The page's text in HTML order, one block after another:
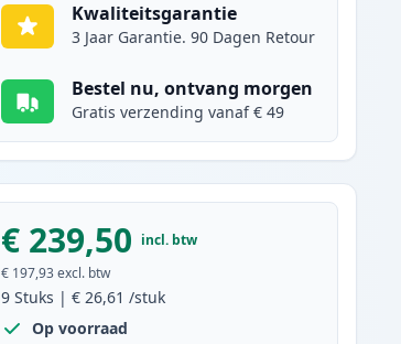
Kwaliteitsgarantie
3 Jaar Garantie. 90 Dagen Retour
Bestel nu, ontvang morgen
Gratis verzending vanaf € 49
€ 239,50 incl. btw
€ 197,93 excl. btw
9 Stuks |€ 26,61 /stuk
Op voorraad